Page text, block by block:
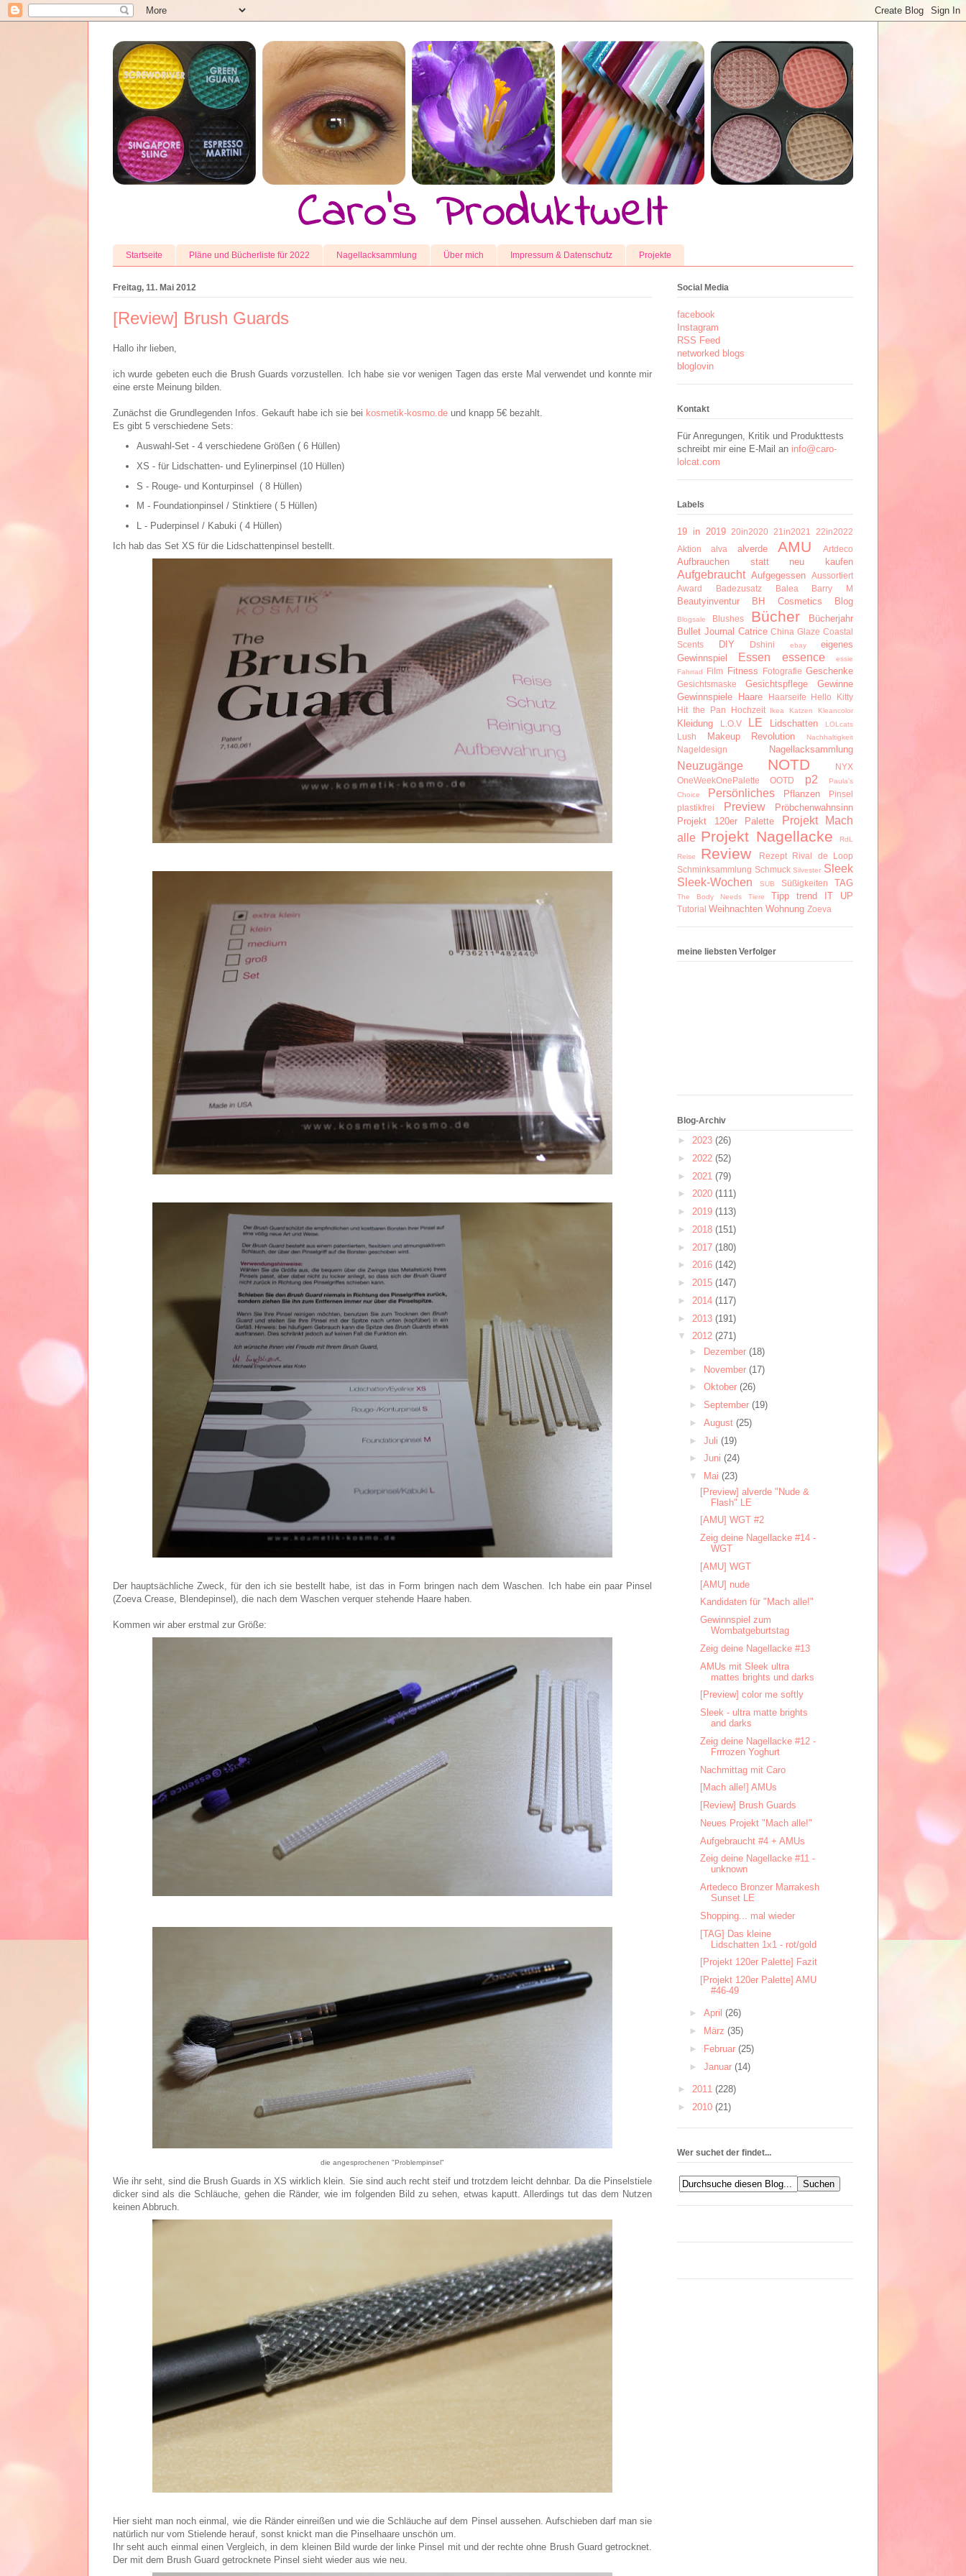
Startseite Pläne und Bücherliste für 2022 Nagellacksammlung Über mich Impressum & Datenschutz Projekte
Freitag, 11. Mai 2012
[Review] Brush Guards
Hallo ihr lieben,
ich wurde gebeten euch die Brush Guards vorzustellen. Ich habe sie vor wenigen Tagen das erste Mal verwendet und konnte mir
eine erste Meinung bilden.
Zunächst die Grundlegenden Infos. Gekauft habe ich sie bei kosmetik-kosmo.de und knapp 5€ bezahlt.
Es gibt 5 verschiedene Sets:
Auswahl-Set - 4 verschiedene Größen ( 6 Hüllen)
XS - für Lidschatten- und Eylinerpinsel (10 Hüllen)
S - Rouge- und Konturpinsel ( 8 Hüllen)
M - Foundationpinsel / Stinktiere ( 5 Hüllen)
L - Puderpinsel / Kabuki ( 4 Hüllen)
Ich hab das Set XS für die Lidschattenpinsel bestellt.
Der hauptsächliche Zweck, für den ich sie bestellt habe, ist das in Form bringen nach dem Waschen. Ich habe ein paar Pinsel
(Zoeva Crease, Blendepinsel), die nach dem Waschen verquer stehende Haare haben.
Kommen wir aber erstmal zur Größe:
die angesprochenen "Problempinsel"
Wie ihr seht, sind die Brush Guards in XS wirklich klein. Sie sind auch recht steif und trotzdem leicht dehnbar. Da die Pinselstiele
dicker sind als die Schläuche, gehen die Ränder, wie im folgenden Bild zu sehen, etwas kaputt. Allerdings tut das dem Nutzen
keinen Abbruch.
Hier sieht man noch einmal, wie die Ränder einreißen und wie die Schläuche auf dem Pinsel aussehen. Aufschieben darf man sie
natürlich nur vom Stielende herauf, sonst knickt man die Pinselhaare unschön um.
Ihr seht auch einmal einen Vergleich, in dem kleinen Bild wurde der linke Pinsel mit und der rechte ohne Brush Guard getrocknet.
Der mit dem Brush Guard getrocknete Pinsel sieht wieder aus wie neu.
Social Media
facebook
Instagram
RSS Feed
networked blogs
bloglovin
Kontakt
Für Anregungen, Kritik und Produkttests
schreibt mir eine E-Mail an info@caro-
lolcat.com
Labels
19 in 2019 20in2020 21in2021
22in2022
Aktion
alva alverde AMU Artdeco
Aufbrauchen statt neu kaufen
Aufgebraucht Aufgegessen
Aussortiert
Award
Badezusatz Balea Barry M
Beautyinventur BH Cosmetics Blog
Blogsale Blushes Bücher
Bücherjahr
Bullet Journal Catrice China Glaze Coastal
Scents
DIY Dshini ebay
eigenes
Gewinnspiel
Essen essence
essie
Fahrrad
Film Fitness Fotografie Geschenke
Gesichtsmaske Gesichtspflege
Gewinne
Gewinnspiele
Haare Haarseife
Hello Kitty
Hit the Pan
Hochzeit Ikea Katzen Kleancolor
Kleidung L.O.V LE Lidschatten LOLcats
Lush Makeup Revolution Nachhaltigkeit
Nageldesign Nagellacksammlung
Neuzugänge NOTD
NYX
OneWeekOnePalette
OOTD p2
Paula's
Choice
Persönliches Pflanzen
Pinsel
plastikfrei
Preview
Pröbchenwahnsinn
Projekt 120er Palette
Projekt Mach
alle Projekt Nagellacke RdL
Reise Review Rezept
Rival de Loop
Schminksammlung Schmuck Silvester Sleek
Sleek-Wochen
SUB Süßigkeiten TAG
The Body Needs Tiere Tipp trend IT UP
Tutorial Weihnachten Wohnung Zoeva
meine liebsten Verfolger
Blog-Archiv
► 2023 (26)
► 2022 (52)
► 2021 (79)
► 2020 (111)
► 2019 (113)
► 2018 (151)
► 2017 (180)
► 2016 (142)
► 2015 (147)
► 2014 (117)
► 2013 (191)
▼ 2012 (271)
►
Dezember (18)
► November (17)
► Oktober (26)
► September (19)
► August (25)
► Juli (19)
► Juni (24)
▼
Mai (23)
[Preview] alverde "Nude &
Flash" LE
[AMU] WGT #2
Zeig deine Nagellacke #14 -
WGT
[AMU] WGT
[AMU] nude
Kandidaten für "Mach alle!"
Gewinnspiel zum
Wombatgeburtstag
Zeig deine Nagellacke #13
AMUs mit Sleek ultra
mattes brights und darks
[Preview] color me softly
Sleek - ultra matte brights
and darks
Zeig deine Nagellacke #12 -
Frrrozen Yoghurt
Nachmittag mit Caro
[Mach alle!] AMUs
[Review] Brush Guards
Neues Projekt "Mach alle!"
Aufgebraucht #4 + AMUs
Zeig deine Nagellacke #11 -
unknown
Artedeco Bronzer Marrakesh
Sunset LE
Shopping... mal wieder
[TAG] Das kleine
Lidschatten 1x1 - rot/gold
[Projekt 120er Palette] Fazit
[Projekt 120er Palette] AMU
#46-49
► April (26)
►
März (35)
►
Februar (25)
► Januar (14)
► 2011 (228)
► 2010 (21)
Wer suchet der findet...